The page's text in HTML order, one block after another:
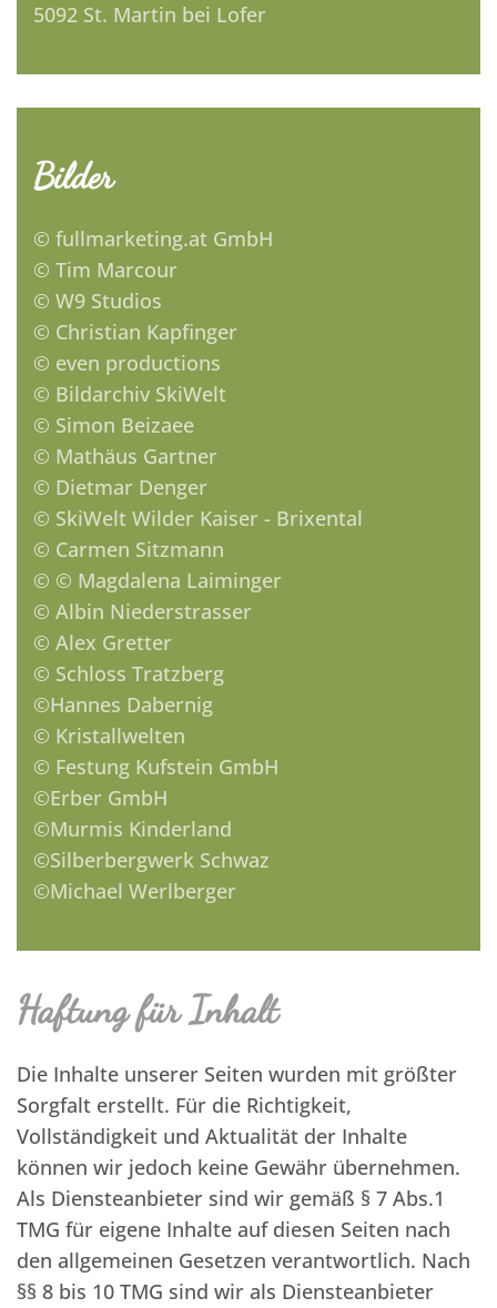
5092 St. Martin bei Lofer
Bilder
© fullmarketing.at GmbH
© Tim Marcour
© W9 Studios
© Christian Kapfinger
© even productions
© Bildarchiv SkiWelt
© Simon Beizaee
© Mathäus Gartner
© Dietmar Denger
© SkiWelt Wilder Kaiser - Brixental
© Carmen Sitzmann
© © Magdalena Laiminger
© Albin Niederstrasser
© Alex Gretter
© Schloss Tratzberg
©Hannes Dabernig
© Kristallwelten
© Festung Kufstein GmbH
©Erber GmbH
©Murmis Kinderland
©Silberbergwerk Schwaz
©Michael Werlberger
Haftung für Inhalt
Die Inhalte unserer Seiten wurden mit größter
Sorgfalt erstellt. Für die Richtigkeit,
Vollständigkeit und Aktualität der Inhalte
können wir jedoch keine Gewähr übernehmen.
Als Diensteanbieter sind wir gemäß § 7 Abs.1
TMG für eigene Inhalte auf diesen Seiten nach
den allgemeinen Gesetzen verantwortlich. Nach
§§ 8 bis 10 TMG sind wir als Diensteanbieter